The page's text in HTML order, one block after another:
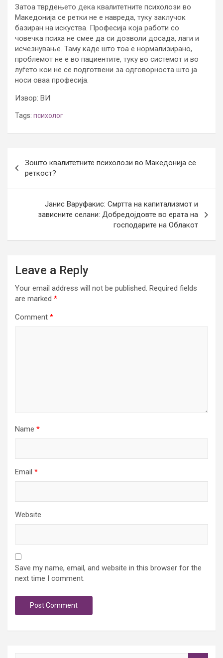
Затоа тврдењето дека квалитетните психолози во
Македонија се ретки не е навреда, туку заклучок
базиран на искуства. Професија која работи со
човечка психа не смее да си дозволи досада, лаги и
исчезнување. Таму каде што тоа е нормализирано,
проблемот не е во пациентите, туку во системот и во
луѓето кои не се подготвени за одговорноста што ја
носи оваа професија.
Извор: ВИ
Tags: психолог
navigation
Зошто квалитетните психолози во Македонија се
реткост?
Јанис Варуфакис: Смртта на капитализмот и
зависните селани: Добредојдовте во ерата на
господарите на Облакот
Leave a Reply
Your email address will not be published. Required fields
are marked *
Comment *
Name *
Email *
Website
Save my name, email, and website in this browser for the
next time I comment.